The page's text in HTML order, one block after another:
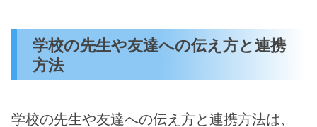
学校の先生や友達への伝え方と連携
方法
学校の先生や友達への伝え方と連携方法は、